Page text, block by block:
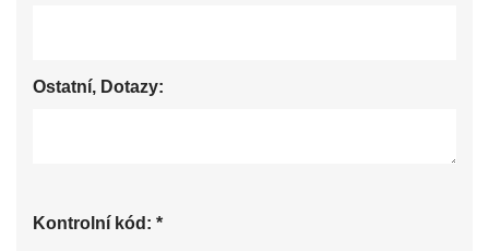
Ostatní, Dotazy:
*
Kontrolní kód: